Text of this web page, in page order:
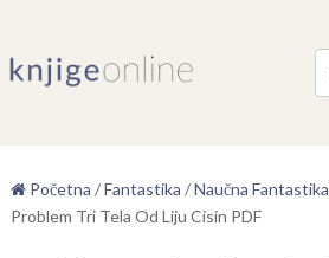
Početna /Fantastika /Naučna Fantastika
Problem Tri Tela Od Liju Cisin PDF